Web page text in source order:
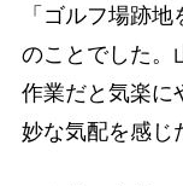
「ゴルフ場跡
のことでした。
作業だと気楽に
妙な気配を感じ